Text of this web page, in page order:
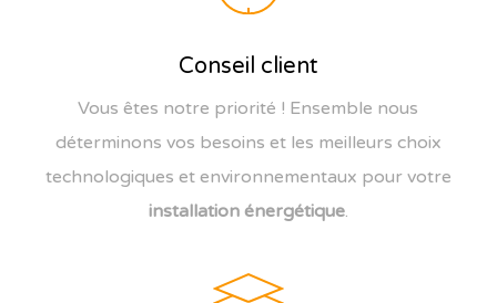
Conseil client
Vous êtes notre priorité ! Ensemble nous
déterminons vos besoins et les meilleurs choix
technologiques et environnementaux pour votre
installation énergétique.